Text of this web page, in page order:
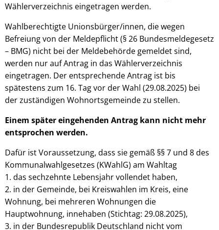
Wählerverzeichnis eingetragen werden.
Wahlberechtigte Unionsbürger/innen, die wegen
Befreiung von der Meldepflicht (§ 26 Bundesmeldegesetz
– BMG) nicht bei der Meldebehörde gemeldet sind,
werden nur auf Antrag in das Wählerverzeichnis
eingetragen. Der entsprechende Antrag ist bis
spätestens zum 16. Tag vor der Wahl (29.08.2025) bei
der zuständigen Wohnortsgemeinde zu stellen.
Einem später eingehenden Antrag kann nicht mehr
entsprochen werden.
Dafür ist Voraussetzung, dass sie gemäß §§ 7 und 8 des
Kommunalwahlgesetzes (KWahlG) am Wahltag
1. das sechzehnte Lebensjahr vollendet haben,
2. in der Gemeinde, bei Kreiswahlen im Kreis, eine
Wohnung, bei mehreren Wohnungen die
Hauptwohnung, innehaben (Stichtag: 29.08.2025),
3. in der Bundesrepublik Deutschland nicht vom